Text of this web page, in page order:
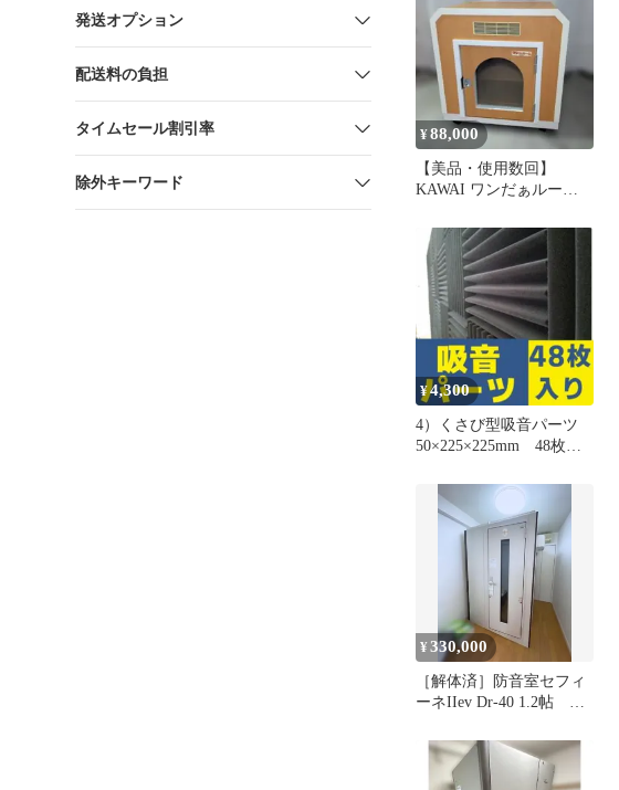
発送オプション
配送料の負担
タイムセール割引率
除外キーワード
¥88,000
【美品・使用数回】
KAWAI ワンだぁルーム
室
¥4,300
4）くさび型吸音パーツ
50×225×225mm 48枚入
¥330,000
［解体済］防音室セフィ
ーネIIev Dr-40 1.2帖 AC